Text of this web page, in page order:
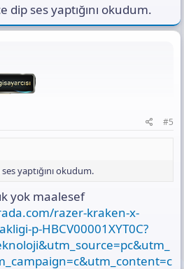
dip ses yaptığını okudum.
#5
yaptığını okudum.
yok maalesef
razer-kraken-x-
p-HBCV00001XYT0C?